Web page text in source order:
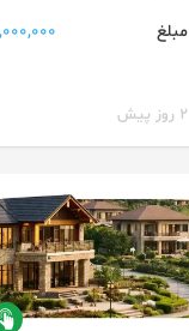
مبلغ
2 روز پیش